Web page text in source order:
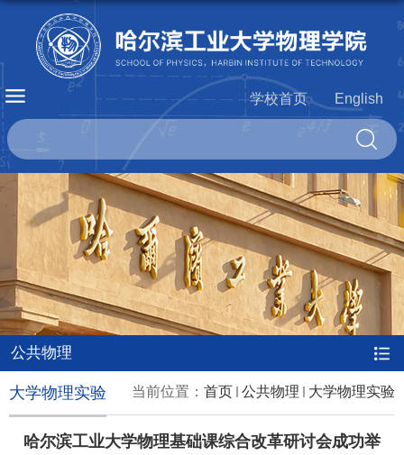
学校首页 English
公共物理
当前位置： 首页 公共物理 大学物理实验
大学物理实验
哈尔滨工业大学物理基础课综合改革研讨会成功举